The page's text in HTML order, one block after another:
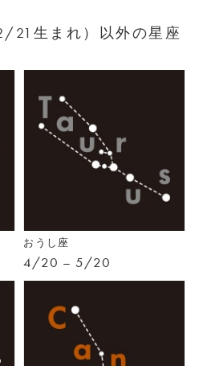
21生まれ）以外の星座
おうし座
4/20 – 5/20